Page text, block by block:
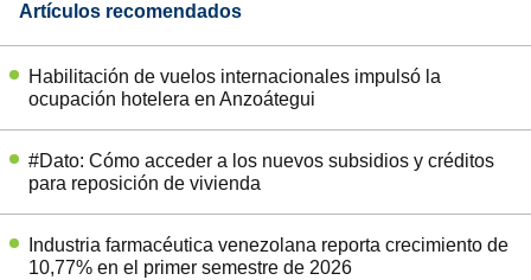
Artículos recomendados
Habilitación de vuelos internacionales impulsó la
ocupación hotelera en Anzoátegui
#Dato: Cómo acceder a los nuevos subsidios y créditos
para reposición de vivienda
Industria farmacéutica venezolana reporta crecimiento de
10,77% en el primer semestre de 2026